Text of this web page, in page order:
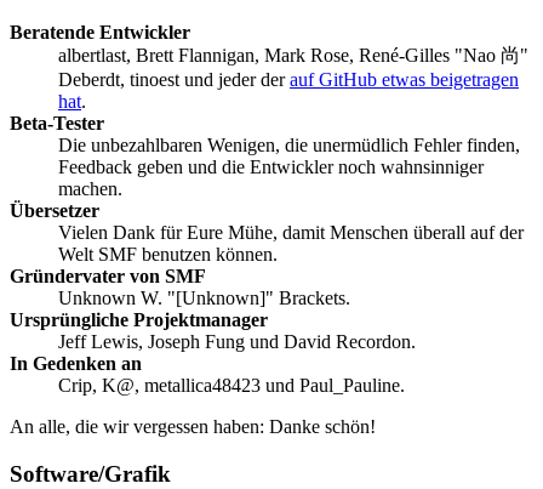
Beratende Entwickler
albertlast, Brett Flannigan, Mark Rose, René-Gilles "Nao 尚"
Deberdt, tinoest und jeder derauf GitHub etwas beigetragen
hat.
Beta-Tester
Die unbezahlbaren Wenigen, die unermüdlich Fehler finden,
Feedback geben und die Entwickler noch wahnsinniger
machen.
Übersetzer
Vielen Dank für Eure Mühe, damit Menschen überall auf der
Welt SMF benutzen können.
Gründervater von SMF
Unknown W. "[Unknown]" Brackets.
Ursprüngliche Projektmanager
Jeff Lewis, Joseph Fung und David Recordon.
In Gedenken an
Crip, K@, metallica48423 und Paul_Pauline.
An alle, die wir vergessen haben: Danke schön!
Software/Grafik